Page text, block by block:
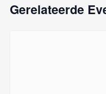
Gerelateerde